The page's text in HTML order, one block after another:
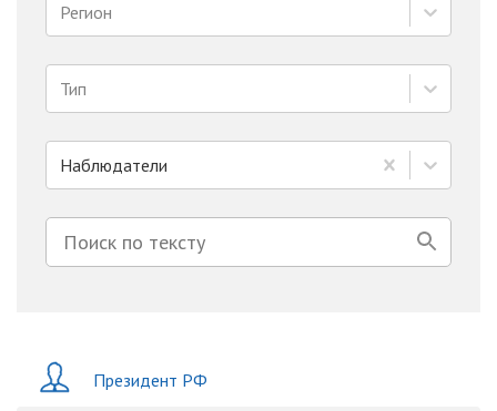
Регион
Тип
Наблюдатели
Президент РФ